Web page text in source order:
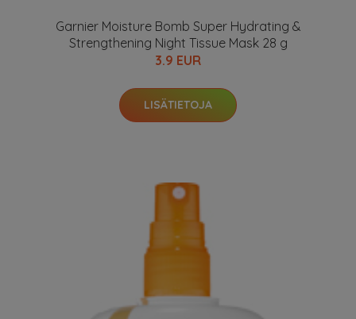
Garnier Moisture Bomb Super Hydrating &
Strengthening Night Tissue Mask 28 g
3.9 EUR
LISÄTIETOJA